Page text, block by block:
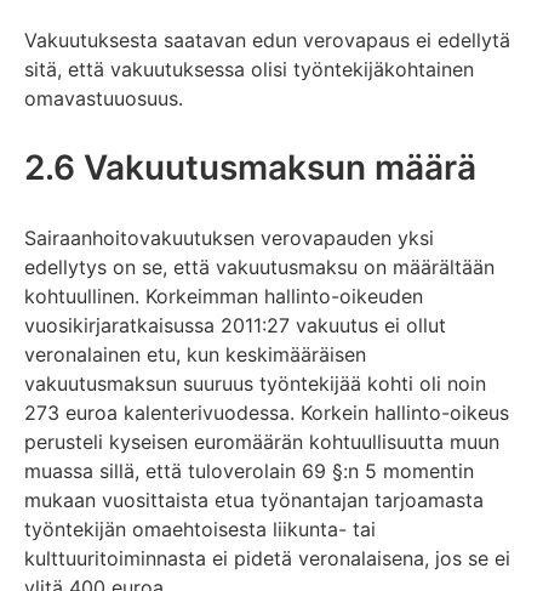
Vakuutuksesta saatavan edun verovapaus ei edellytä
sitä, että vakuutuksessa olisi työntekijäkohtainen
omavastuuosuus.
2.6 Vakuutusmaksun määrä
Sairaanhoitovakuutuksen verovapauden yksi
edellytys on se, että vakuutusmaksu on määrältään
kohtuullinen. Korkeimman hallinto-oikeuden
vuosikirjaratkaisussa 2011:27 vakuutus ei ollut
veronalainen etu, kun keskimääräisen
vakuutusmaksun suuruus työntekijää kohti oli noin
273 euroa kalenterivuodessa. Korkein hallinto-oikeus
perusteli kyseisen euromäärän kohtuullisuutta muun
muassa sillä, että tuloverolain 69 §:n 5 momentin
mukaan vuosittaista etua työnantajan tarjoamasta
työntekijän omaehtoisesta liikunta- tai
kulttuuritoiminnasta ei pidetä veronalaisena, jos se ei